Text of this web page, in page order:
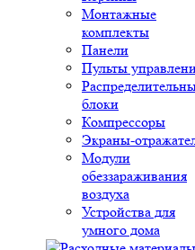
Монтажные
комплекты
Панели
Пульты
блоки
Компрессоры
Экраны-
Модули
обеззараживания
воздуха
Устройства для
умного дома